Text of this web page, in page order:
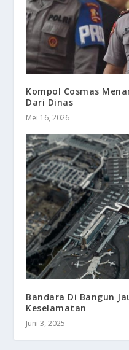
Kompol Cosmas
Dari Dinas
Mei 16, 2026
Bandara Di Bangun
Keselamatan
Juni 3, 2025